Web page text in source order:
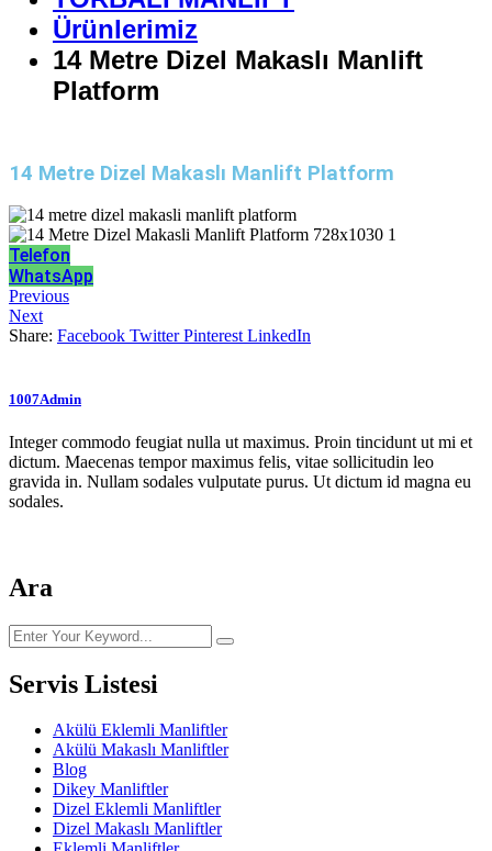
Ürünlerimiz
14 Metre Dizel Makaslı Manlift
Platform
14 Metre Dizel Makaslı Manlift Platform
Telefon
WhatsApp
Previous
Next
Share: Facebook TwitterPinterestLinkedIn
1007Admin
Integer commodo feugiat nulla ut maximus. Proin tincidunt ut mi et
dictum. Maecenas tempor maximus felis, vitae sollicitudin leo
gravida in. Nullam sodales vulputate purus. Ut dictum id magna eu
sodales.
Ara
Servis Listesi
Akülü Eklemli Manliftler
Akülü Makaslı Manliftler
Blog
Dikey Manliftler
Dizel Eklemli Manliftler
Dizel Makaslı Manliftler